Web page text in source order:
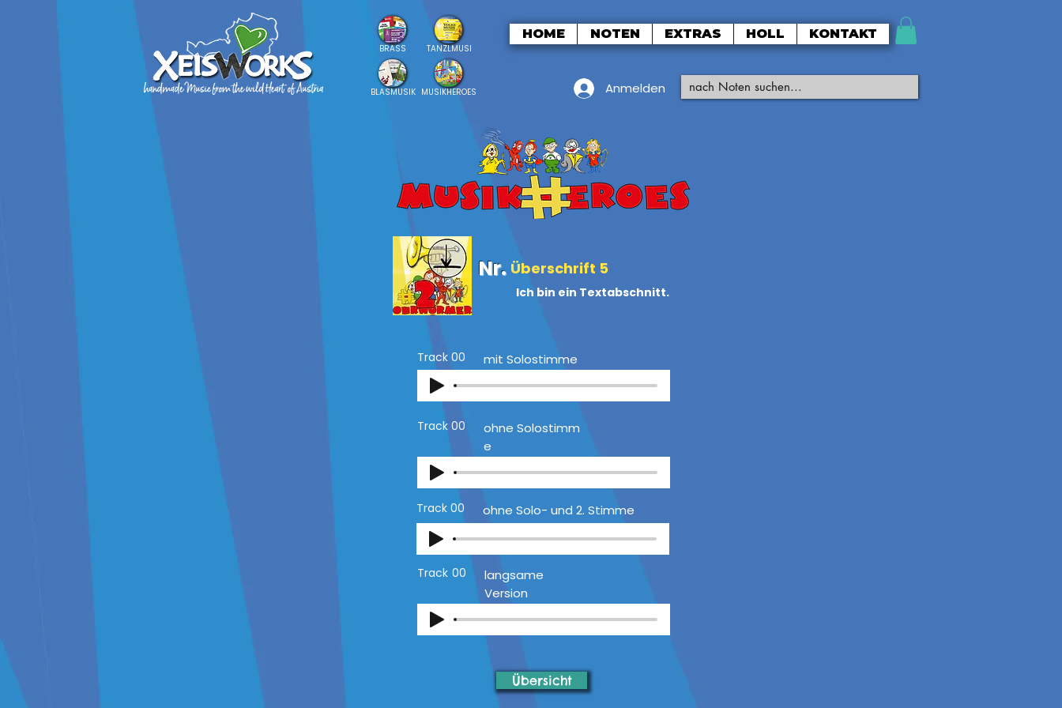
BRASS
BLASMUSIK
TANZLMUSI
MUSIKHEROES
HOME NOTEN EXTRAS HOLL KONTAKT
Anmelden
Nr. Überschrift 5
Ich bin ein Textabschnitt.
Track 00 mit Solostimme
Track 00
ohne Solostimm
e
Track 00 ohne Solo- und 2. Stimme
Track 00
langsame
Version
Übersicht